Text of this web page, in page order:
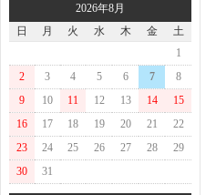
2026年8月
日
月 火 水 木 金
土
1
2
3 4 5 6 7
8
9
10 11 12 13 14
15
16
17 18 19 20 21
22
23
24 25 26 27 28
29
30
31